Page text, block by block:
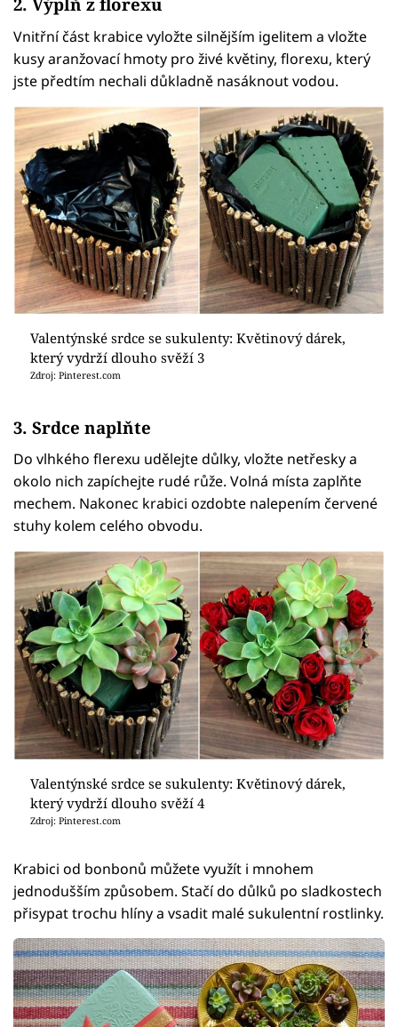
Vnitřní část krabice vyložte silnějším igelitem a vložte
kusy aranžovací hmoty pro živé květiny, florexu, který
jste předtím nechali důkladně nasáknout vodou.
Valentýnské srdce se sukulenty: Květinový dárek,
který vydrží dlouho svěží 3
Zdroj: Pinterest.com
3. Srdce naplňte
Do vlhkého flerexu udělejte důlky, vložte netřesky a
okolo nich zapíchejte rudé růže. Volná místa zaplňte
mechem. Nakonec krabici ozdobte nalepením červené
stuhy kolem celého obvodu.
Valentýnské srdce se sukulenty: Květinový dárek,
který vydrží dlouho svěží 4
Zdroj: Pinterest.com
Krabici od bonbonů můžete využít i mnohem
jednodušším způsobem. Stačí do důlků po sladkostech
přisypat trochu hlíny a vsadit malé sukulentní rostlinky.